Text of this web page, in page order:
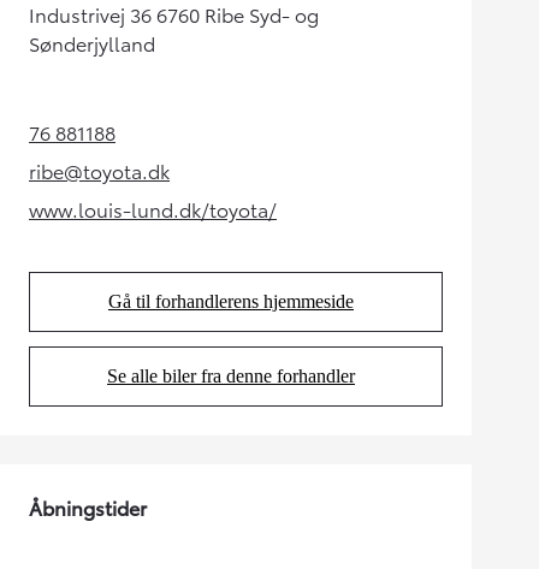
Industrivej 36 6760 Ribe Syd- og
Sønderjylland
76 881188(Opens in new tab)
ribe@toyota.dk(Opens in new tab)
www.louis-lund.dk/toyota/
(Opens in new tab)
Gå til forhandlerens hjemmeside
(Opens in new tab)
Se alle biler fra denne forhandler
(Opens in new tab)
Åbningstider